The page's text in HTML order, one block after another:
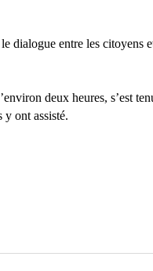
dialogue entre les
deux heures, s’est
y ont assisté.